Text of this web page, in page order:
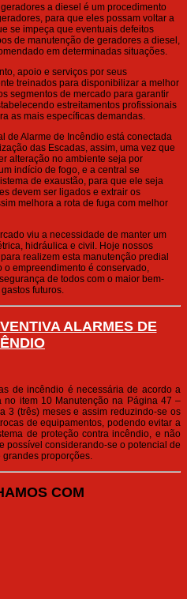
a diesel é um procedimento
para que eles possam voltar a
se impeça que eventuais defeitos
de manutenção de geradores a diesel,
em determinadas situações.
apoio e serviços por seus
treinados para disponibilizar a melhor
segmentos de mercado para garantir
estreitamentos profissionais
as mais específicas demandas.
de Alarme de Incêndio está conectada
das Escadas, assim, uma vez que
alteração no ambiente seja por
indício de fogo, e a central se
de exaustão, para que ele seja
devem ser ligados e extrair os
melhora a rota de fuga com melhor
viu a necessidade de manter um
hidráulica e civil. Hoje nossos
realizem esta manutenção predial
o empreendimento é conservado,
de todos com o maior bem-
futuros.
ALARMES DE
de incêndio é necessária de acordo a
no item 10 Manutenção na Página 47 –
3 (três) meses e assim reduzindo-se os
de equipamentos, podendo evitar a
de proteção contra incêndio, e não
possível considerando-se o potencial de
proporções.
COM